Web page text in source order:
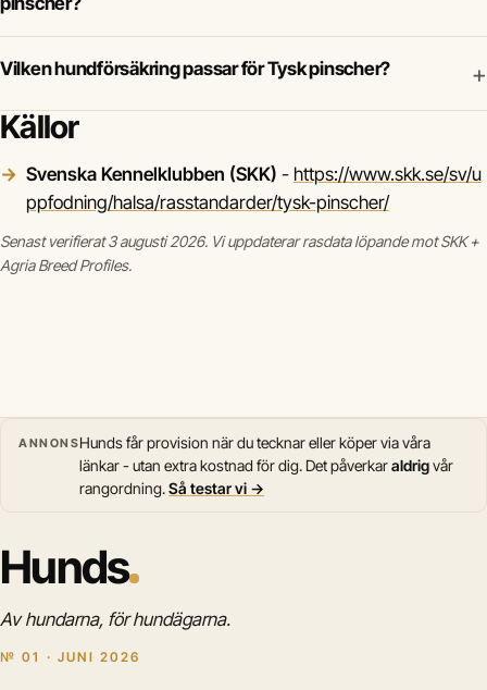
Vilken hundförsäkring passar för Tysk pinscher? +
Källor
Svenska Kennelklubben (SKK) - https://www.skk.se/sv/u
ppfodning/halsa/rasstandarder/tysk-pinscher/
Senast verifierat 3 augusti 2026. Vi uppdaterar rasdata löpande mot SKK +
Agria Breed Profiles.
ANNONSHunds får provision när du tecknar eller köper via våra
länkar - utan extra kostnad för dig. Det påverkaraldrigvår
rangordning.Så testar vi →
Hunds
Av hundarna, för hundägarna.
№ 01 · JUNI 2026